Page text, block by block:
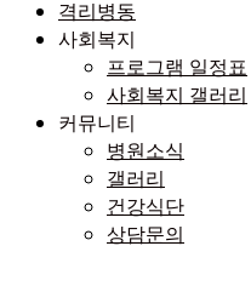
격리병동
사회복지
프로그램 일정표
사회복지 갤러리
커뮤니티
병원소식
갤러리
건강식단
상담문의